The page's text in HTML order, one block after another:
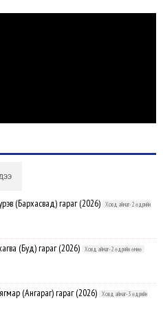
(Бархасвад) гараг (2026)
Ховд аймаг-2 өдрийн
(Буд) гараг (2026) Ховд аймаг-2 өдрийн өмнө
(Ангараг) гараг (2026)
Ховд аймаг-3 өдрийн